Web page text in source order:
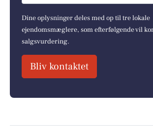
Dine oplysninger deles med op til tre lokale
ejendomsmæglere, som efterfølgende vil
salgsvurdering.
Bliv kontaktet